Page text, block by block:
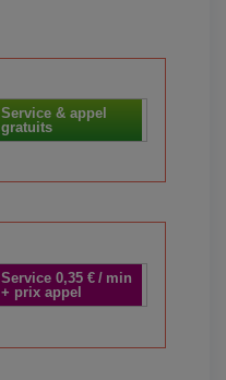
Service & appel
gratuits
Service 0,35 € / min
+ prix appel